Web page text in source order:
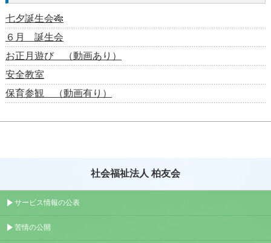
七夕誕生会🎋
６月 誕生会
お正月遊び （動画あり）
安全教室
保育参観 （動画有り）
社会福祉法人 柏友会
サービス情報の公表
苦情の公開